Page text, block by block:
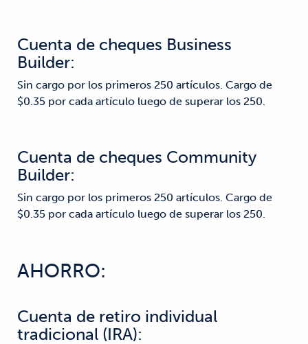
Cuenta de cheques Business
Builder:
Sin cargo por los primeros 250 artículos. Cargo de
$0.35 por cada artículo luego de superar los 250.
Cuenta de cheques Community
Builder:
Sin cargo por los primeros 250 artículos. Cargo de
$0.35 por cada artículo luego de superar los 250.
AHORRO:
Cuenta de retiro individual
tradicional (IRA):